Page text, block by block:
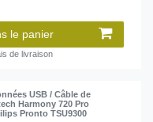
le panier
de livraison
USB / Câble de
Harmony 720 Pro
Pronto TSU9300